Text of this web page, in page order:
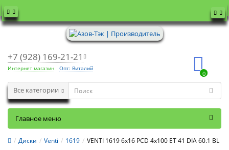
+7 (928) 169-21-21
Интернет магазин Опт: Виталий
0
Все категории
Главное меню
Диски Venti 1619 VENTI 1619 6x16 PCD 4x100 ET 41 DIA 60.1 BL